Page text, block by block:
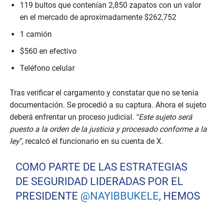
119 bultos que contenían 2,850 zapatos con un valor
en el mercado de aproximadamente $262,752
1 camión
$560 en efectivo
Teléfono celular
Tras verificar el cargamento y constatar que no se tenía
documentación. Se procedió a su captura. Ahora el sujeto
deberá enfrentar un proceso judicial. “Este sujeto será
puesto a la orden de la justicia y procesado conforme a la
ley”, recalcó el funcionario en su cuenta de X.
COMO PARTE DE LAS ESTRATEGIAS
DE SEGURIDAD LIDERADAS POR EL
PRESIDENTE @NAYIBBUKELE, HEMOS